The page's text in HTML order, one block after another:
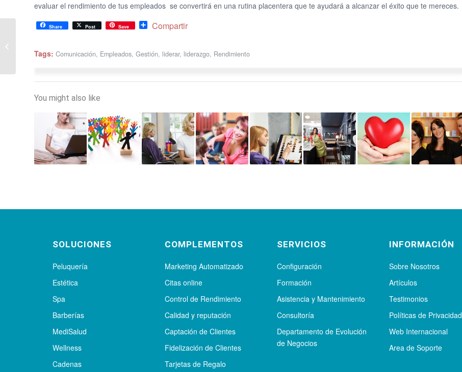
evaluar el rendimiento de tus empleados se convertirá en una rutina placentera que te ayudará a alcanzar el éxito que te mereces.
Compartir
Share Post Save Share
Tags: Comunicación, Empleados, Gestión, liderar, liderazgo, Rendimiento
You might also like
SOLUCIONES
Peluquería
Estética
Spa
Barberías
MediSalud
Wellness
Cadenas
COMPLEMENTOS
Marketing Automatizado
Citas online
Control de Rendimiento
Calidad y reputación
Captación de Clientes
Fidelización de Clientes
Tarjetas de Regalo
SERVICIOS
Configuración
Formación
Asistencia y Mantenimiento
Consultoría
Departamento de Evolución
de Negocios
INFORMACIÓN
Sobre Nosotros
Artículos
Testimonios
Políticas de Privacidad
Web Internacional
Area de Soporte
Cómo superar el
salón de belleza, o